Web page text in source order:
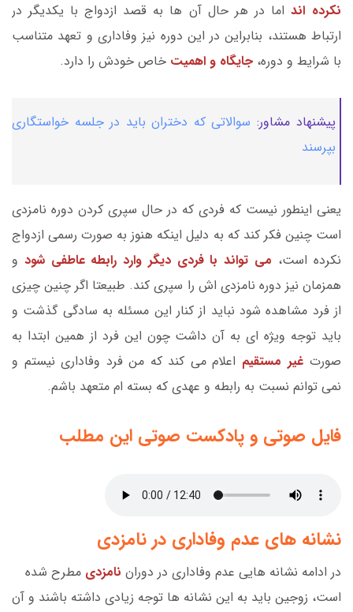
نکرده اند اما در هر حال آن ها به قصد ازدواج با یکدیگر در
ارتباط هستند، بنابراین در این دوره نیز وفاداری و تعهد متناسب
با شرایط و دوره، جایگاه و اهمیت خاص خودش را دارد.
پیشنهاد مشاور: سوالاتی که دختران باید در جلسه خواستگاری
بپرسند
یعنی اینطور نیست که فردی که در حال سپری کردن دوره نامزدی
است چنین فکر کند که به دلیل اینکه هنوز به صورت رسمی ازدواج
نکرده است، می تواند با فردی دیگر وارد رابطه عاطفی شود و
همزمان نیز دوره نامزدی اش را سپری کند. طبیعتا اگر چنین چیزی
از فرد مشاهده شود نباید از کنار این مسئله به سادگی گذشت و
باید توجه ویژه ای به آن داشت چون این فرد از همین ابتدا به
صورت غیر مستقیم اعلام می کند که من فرد وفاداری نیستم و
نمی توانم نسبت به رابطه و عهدی که بسته ام متعهد باشم.
فایل صوتی و پادکست صوتی این مطلب
نشانه های عدم وفاداری در نامزدی
در ادامه نشانه هایی عدم وفاداری در دوران نامزدی مطرح شده
است، زوجین باید به این نشانه ها توجه زیادی داشته باشند و آن